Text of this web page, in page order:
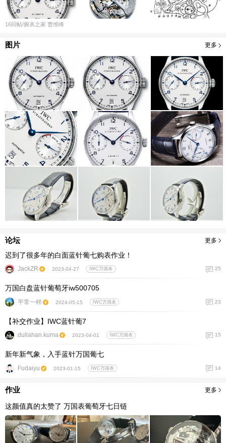
16回帖/腕表之家 曹维峰
图片 更多
论坛 更多
迟到了很多年的白面蓝针葡七购表作业！
JackZR 2023-04-27 IWC万国表 25
万国白盘蓝针葡萄牙iw500705
平常一样 2024-05-15 IWC万国表 23
【补交作业】IWC蓝针葡7
dullahan.kuma 2023-04-01 IWC万国表 15
新年新气象，入手蓝针万国葡七
Fudaiyu 2023-01-15 IWC万国表 14
作业 更多
这颜值真的太赞了 万国表葡萄牙七日链